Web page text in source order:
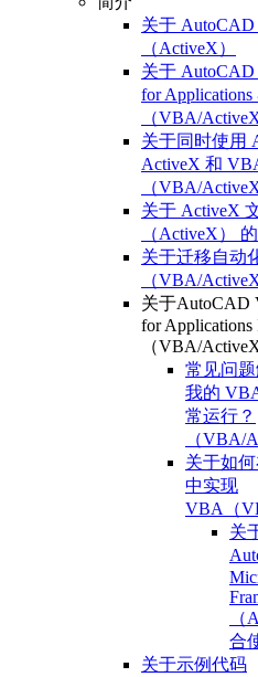
关于
（ActiveX）
关于 AutoCAD
for
（VBA/ActiveX
关于同时使用
ActiveX 和
（VBA/ActiveX
关于 ActiveX
（ActiveX）
关于迁移自动
（VBA/ActiveX
关于AutoCAD
for Applications
（VBA/ActiveX
常见问
我的
常运行？
（VBA/
关于如
中实现
VBA（
关
（
合
关于示例代码